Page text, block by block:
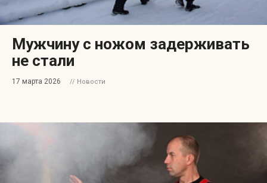
Мужчину с ножом задерживать
не стали
17 марта 2026 // Новости